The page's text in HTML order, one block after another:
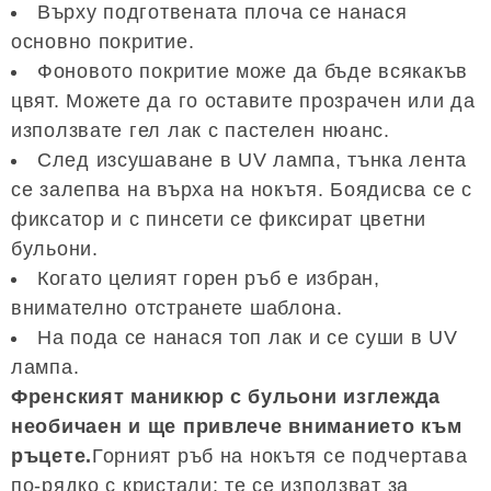
Върху подготвената плоча се нанася
основно покритие.
Фоновото покритие може да бъде всякакъв
цвят. Можете да го оставите прозрачен или да
използвате гел лак с пастелен нюанс.
След изсушаване в UV лампа, тънка лента
се залепва на върха на нокътя. Боядисва се с
фиксатор и с пинсети се фиксират цветни
бульони.
Когато целият горен ръб е избран,
внимателно отстранете шаблона.
На пода се нанася топ лак и се суши в UV
лампа.
Френският маникюр с бульони изглежда
необичаен и ще привлече вниманието към
ръцете.Горният ръб на нокътя се подчертава
по-рядко с кристали: те се използват за